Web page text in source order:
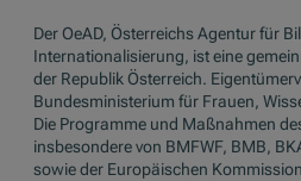
Der OeAD, Österreichs Agentur für
Internationalisierung, ist eine
der Republik Österreich.
Bundesministerium für Frauen,
Die Programme und Maßnahmen
insbesondere von BMFWF, BMB,
sowie der Europäischen